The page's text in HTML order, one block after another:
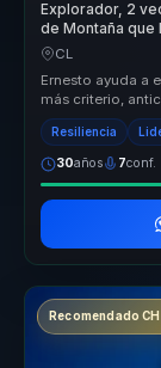
Explorador, 2
de Montaña
presión.
CL
Ernesto ayuda a
más criterio,
segurida...
Resiliencia
30años 7conf.
Recomendado